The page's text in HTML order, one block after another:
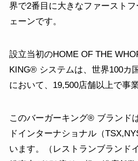
界で2番目に大きなファースト
ェーンです。
設立当初のHOME OF THE
KING® システムは、世界100カ
において、19,500店舗以上で事
このバーガーキング® ブランド
ドインターナショナル（
います。（レストランブランド